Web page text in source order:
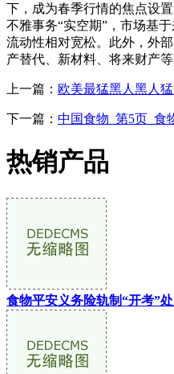
下，成为春季行情的焦点设
不雅事务“实空期”，市场基
流动性相对宽松。此外，外
产替代、新材料、将来财产
上一篇： 欧美最猛黑人黑人
下一篇： 中国食物_第5页_食
热销产品
食物平安义务险轨制“开考”